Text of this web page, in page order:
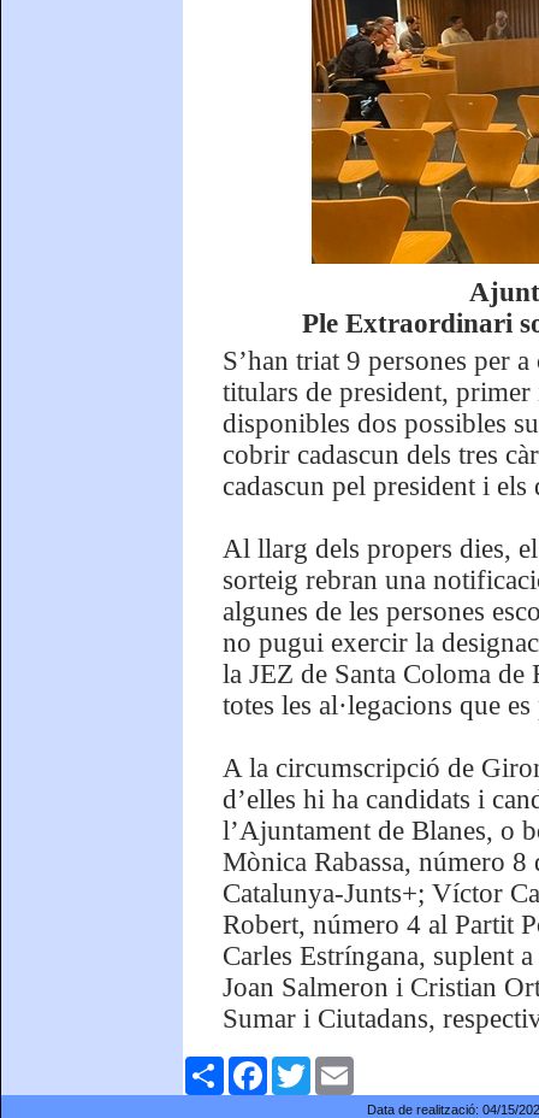
Ple Extraordinari
S’han triat 9 persones per
titulars de president,
disponibles dos possibles
cobrir cadascun dels tres
cadascun pel president i els
Al llarg dels propers dies,
sorteig rebran una
algunes de les persones
no pugui exercir la
la JEZ de Santa Coloma de
totes les al·legacions que
A la circumscripció de
d’elles hi ha candidats i
l’Ajuntament de Blanes, o
Mònica Rabassa, número
Catalunya-Junts+; Víctor
Robert, número 4 al Partit
Carles Estríngana, suplent
Joan Salmeron i Cristian
Sumar i Ciutadans,
ComparteixFacebookTwitter
Data de realització: 04/15/